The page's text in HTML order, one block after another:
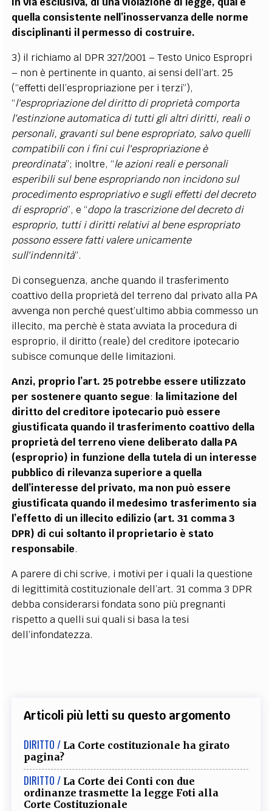
quella consistente nell’inosservanza delle norme
disciplinanti il permesso di costruire.
3) il richiamo al DPR 327/2001 – Testo Unico Espropri
– non è pertinente in quanto, ai sensi dell’art. 25
(“effetti dell’espropriazione per i terzi”),
“l'espropriazione del diritto di proprietà comporta
l'estinzione automatica di tutti gli altri diritti, reali o
personali, gravanti sul bene espropriato, salvo quelli
compatibili con i fini cui l'espropriazione è
preordinata”; inoltre, “le azioni reali e personali
esperibili sul bene espropriando non incidono sul
procedimento espropriativo e sugli effetti del decreto
di esproprio”, e “dopo la trascrizione del decreto di
esproprio, tutti i diritti relativi al bene espropriato
possono essere fatti valere unicamente
sull'indennità”.
Di conseguenza, anche quando il trasferimento
coattivo della proprietà del terreno dal privato alla PA
avvenga non perché quest’ultimo abbia commesso un
illecito, ma perchè è stata avviata la procedura di
esproprio, il diritto (reale) del creditore ipotecario
subisce comunque delle limitazioni.
Anzi, proprio l’art. 25 potrebbe essere utilizzato
per sostenere quanto segue: la limitazione del
diritto del creditore ipotecario può essere
giustificata quando il trasferimento coattivo della
proprietà del terreno viene deliberato dalla PA
(esproprio) in funzione della tutela di un interesse
pubblico di rilevanza superiore a quella
dell’interesse del privato, ma non può essere
giustificata quando il medesimo trasferimento sia
l’effetto di un illecito edilizio (art. 31 comma 3
DPR) di cui soltanto il proprietario è stato
responsabile.
A parere di chi scrive, i motivi per i quali la questione
di legittimità costituzionale dell’art. 31 comma 3 DPR
debba considerarsi fondata sono più pregnanti
rispetto a quelli sui quali si basa la tesi
dell’infondatezza.
Articoli più letti su questo argomento
DIRITTO / La Corte costituzionale ha girato
pagina?
DIRITTO / La Corte dei Conti con due
ordinanze trasmette la legge Foti alla
Corte Costituzionale